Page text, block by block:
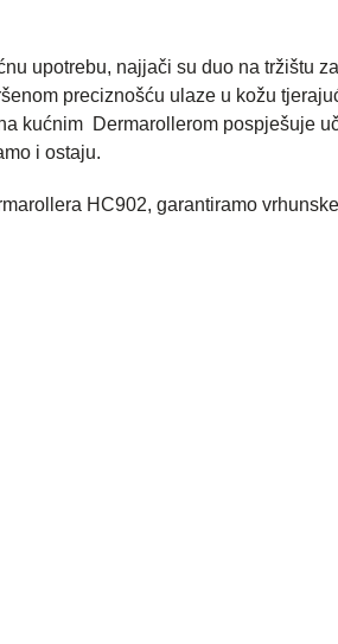
upotrebu, najjači su duo na tržištu
preciznošću ulaze u kožu
kućnim Dermarollerom pospješuje
i ostaju.
HC902, garantiramo